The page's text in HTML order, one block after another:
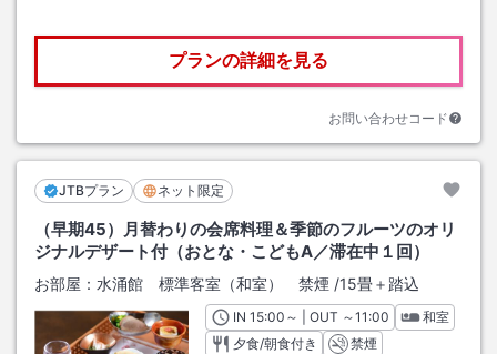
プランの詳細を見る
お問い合わせコード
JTBプラン ネット限定
（早期45）月替わりの会席料理＆季節のフルーツのオリ
ジナルデザート付（おとな・こどもA／滞在中１回）
お部屋： 水涌館 標準客室（和室） 禁煙 /15畳＋踏込
INチェックイン
15:00 ～ | OUT チェックアウト
～11:00
和室
夕食/朝食付き
禁煙